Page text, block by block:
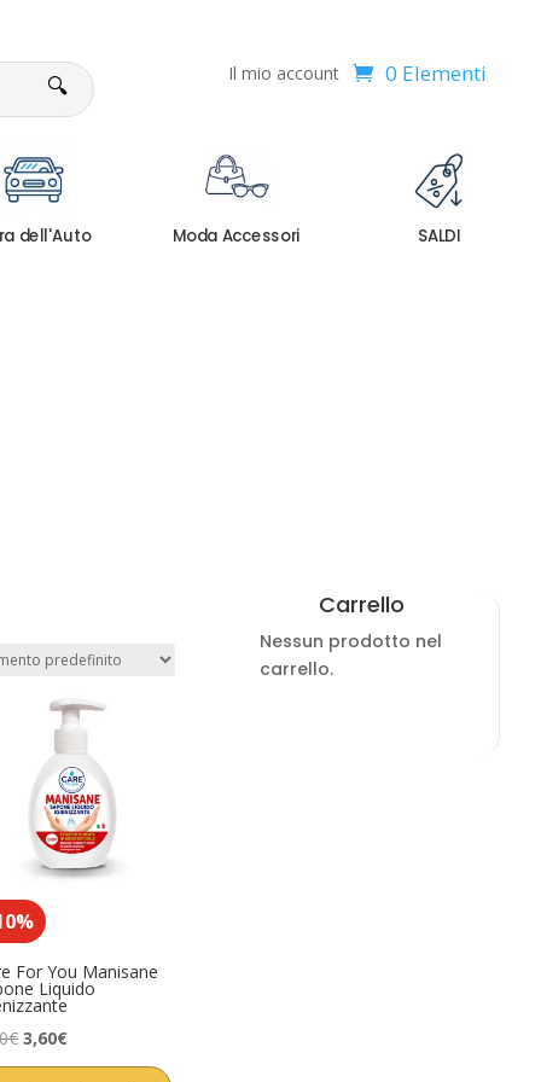
🔍 Il mio account 0 Elementi
dell'Auto Moda Accessori SALDI
For You Manisane
Liquido
€Il
prezzo
3,60€Il
prezzo
Carrello
Nessun prodotto nel
carrello.